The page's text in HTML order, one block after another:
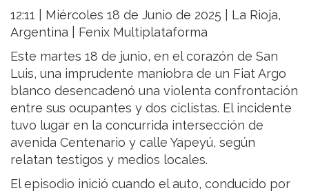
12:11 | Miércoles 18 de Junio de 2025 | La Rioja,
Argentina | Fenix Multiplataforma
Este martes 18 de junio, en el corazón de San
Luis, una imprudente maniobra de un Fiat Argo
blanco desencadenó una violenta confrontación
entre sus ocupantes y dos ciclistas. El incidente
tuvo lugar en la concurrida intersección de
avenida Centenario y calle Yapeyú, según
relatan testigos y medios locales.
El episodio inició cuando el auto, conducido por